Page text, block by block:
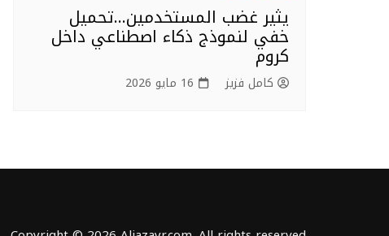
يثير غضب المستخدمين…تحميل
خفي لنموذج ذكاء اصطناعي داخل
كروم
كامل فزيز 16 مايو 2026